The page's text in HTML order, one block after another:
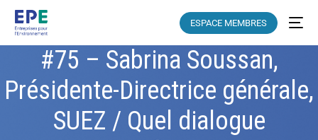
ESPACE MEMBRES
#75 – Sabrina Soussan,
Présidente-Directrice générale,
SUEZ / Quel dialogue